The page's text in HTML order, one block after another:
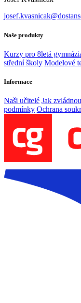
Naše produkty
Kurzy pro 8letá
střední školy Modelové
Informace
Naši učitelé Jak
podmínky Ochrana